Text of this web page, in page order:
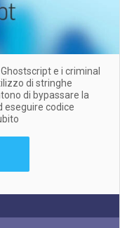
e i criminal
di stringhe
di bypassare la
eseguire codice